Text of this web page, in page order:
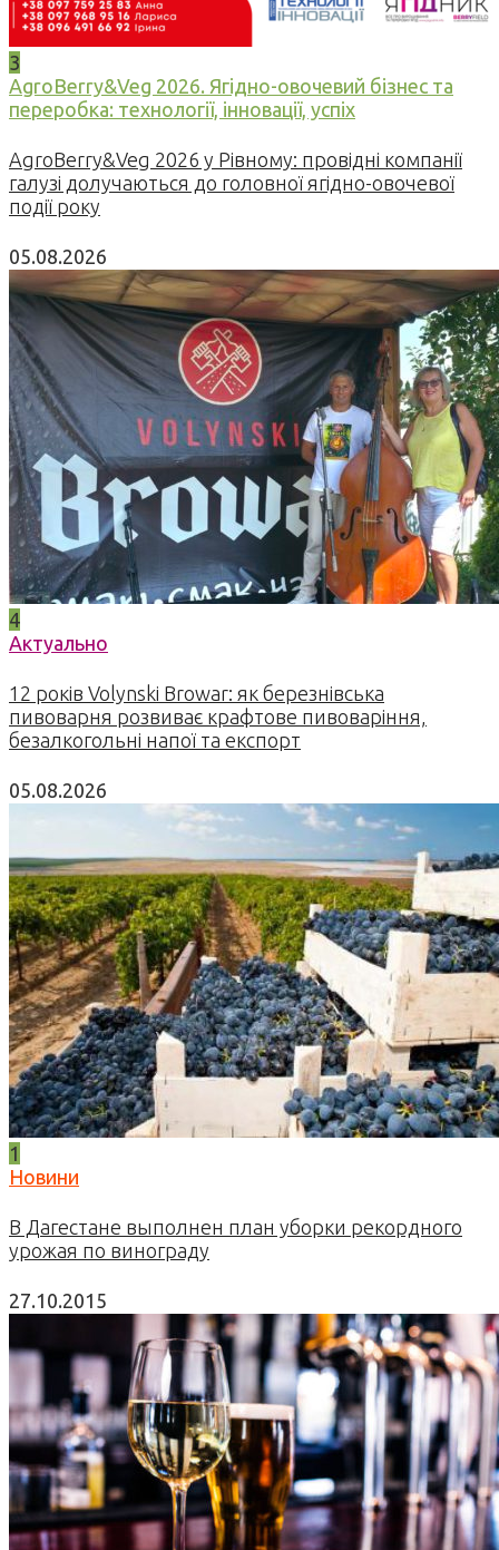
3
AgroBerry&Veg 2026. Ягідно-овочевий бізнес та
переробка: технології, інновації, успіх
AgroBerry&Veg 2026 у Рівному: провідні компанії
галузі долучаються до головної ягідно-овочевої
події року
05.08.2026
4
Актуально
12 років Volynski Browar: як березнівська
пивоварня розвиває крафтове пивоваріння,
безалкогольні напої та експорт
05.08.2026
1
Новини
В Дагестане выполнен план уборки рекордного
урожая по винограду
27.10.2015